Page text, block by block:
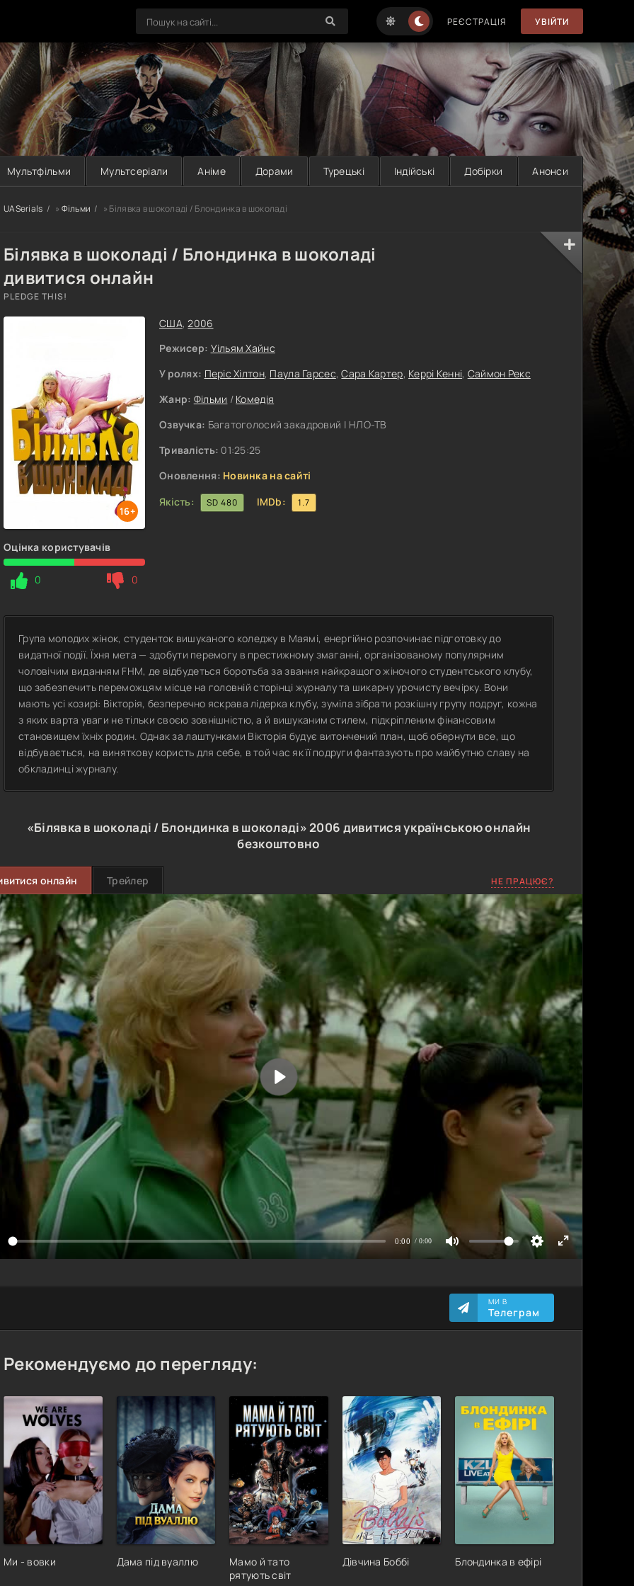
РЕЄСТРАЦІЯ УВІЙТИ
Мультфільми Мультсеріали Аніме Дорами Турецькі Індійські Добірки Анонси
UASerials » Фільми » Білявка в шоколаді / Блондинка в шоколаді
Білявка в шоколаді / Блондинка в шоколаді
дивитися онлайн
PLEDGE THIS!
16+
Оцінка користувачів
0 0
США,2006
Режисер: Уільям Хайнс
У ролях: Періс Хілтон, Паула Гарсес,Сара Картер, Керрі Кенні, Саймон Рекс
Жанр: Фільми / Комедія
Озвучка: Багатоголосий закадровий | НЛО-ТВ
Тривалість: 01:25:25
Оновлення: Новинка на сайті
Якість:
SD 480 IMDb: 1.7
Група молодих жінок, студенток вишуканого коледжу в Маямі, енергійно розпочинає підготовку до
видатної події. Їхня мета — здобути перемогу в престижному змаганні, організованому популярним
чоловічим виданням FHM, де відбудеться боротьба за звання найкращого жіночого студентського клубу,
що забезпечить переможцям місце на головній сторінці журналу та шикарну урочисту вечірку. Вони
мають усі козирі: Вікторія, безперечно яскрава лідерка клубу, зуміла зібрати розкішну групу подруг, кожна
з яких варта уваги не тільки своєю зовнішністю, а й вишуканим стилем, підкріпленим фінансовим
становищем їхніх родин. Однак за лаштунками Вікторія будує витончений план, щоб обернути все, що
відбувається, на виняткову користь для себе, в той час як її подруги фантазують про майбутню славу на
обкладинці журналу.
«Білявка в шоколаді / Блондинка в шоколаді»2006 дивитися українською онлайн
безкоштовно
онлайн Трейлер НЕ ПРАЦЮЄ?
МИ В
Телеграм
Рекомендуємо до перегляду:
Ми - вовки Дама під вуаллю
Мамо й тато
рятують світ
Дівчина Боббі Блондинка в ефірі